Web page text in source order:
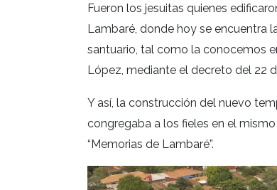
Fueron los jesuitas quienes
Lambaré, donde hoy se encuentra
santuario, tal como la conocemos
López, mediante el decreto del 22
Y así, la construcción del nuevo
congregaba a los fieles en el
“Memorias de Lambaré”.